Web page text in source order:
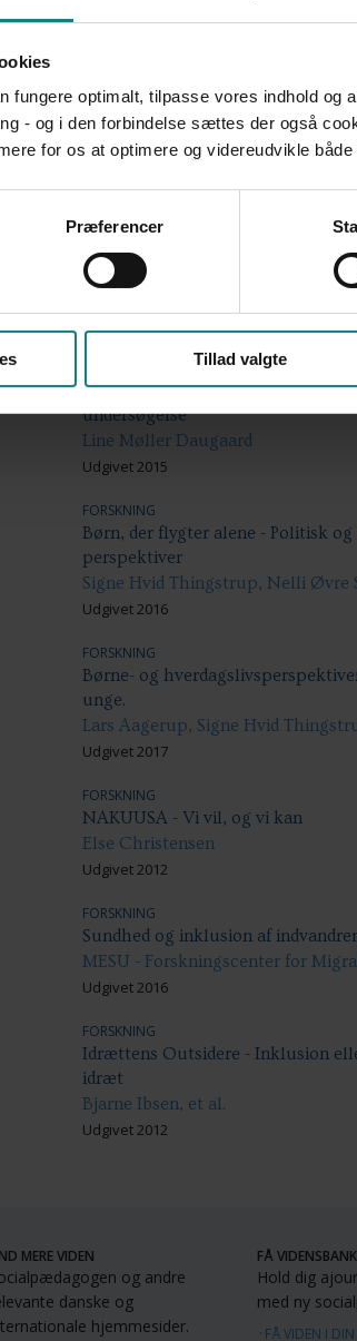
fungere optimalt, tilpasse vores indhold og
- og i den forbindelse sættes der også
for os at optimere og videreudvikle
Præferencer
Tillad valgte
Udgivet 2011
FORSKNING
Indsatsen for tosprogede elever -
FORSKNING
Indsatser for tosprogede elever og
Sproglig praksis i og omkring
undersøgelse
Line Møller Daugaard
Udgivet 2015
FORSKNING
Børn, der flygter alene - Politisk
perspektiver
Signe Hvid Thingstrup, Nelli Øvre
Udgivet 2016
FORSKNING
Børne- og
unge.
Lars Aagerup, Signe Hvid
Udgivet 2017
FORSKNING
NAKUUSA - Vi vil, og vi kan
Else Christensen
Udgivet 2012
FORSKNING
Sundhed og inklusion af
MESU - Forskningscenter for
Udgivet 2016
FORSKNING
Idrættens Outsidere - Inklusion
idræt
Bjarne Ibsen, et al.
Udgivet 2012
MERE VIDEN
og andre
danske og
hjemmesider.
FÅ
Hold dig ajour
med ny
FÅ VIDEN I